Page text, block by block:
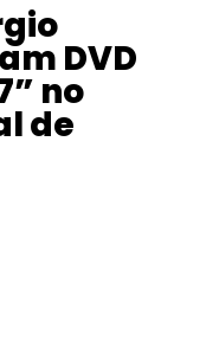
DVD
no
de